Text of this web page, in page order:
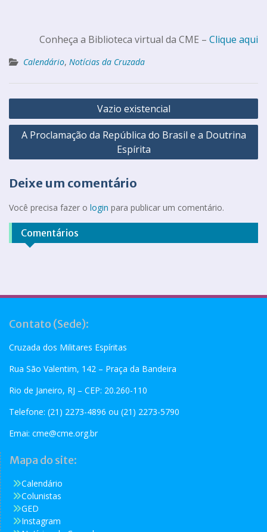
Conheça a Biblioteca virtual da CME – Clique aqui
Calendário, Notícias da Cruzada
Vazio existencial
A Proclamação da República do Brasil e a Doutrina
Espírita
Deixe um comentário
Você precisa fazer o login para publicar um comentário.
Comentários
Contato (Sede):
Cruzada dos Militares Espíritas
Rua São Valentim, 142 – Praça da Bandeira
Rio de Janeiro, RJ – CEP: 20.260-110
Telefone: (21) 2273-4896 ou (21) 2273-5790
Emai: cme@cme.org.br
Mapa do site:
Calendário
Colunistas
GED
Instagram